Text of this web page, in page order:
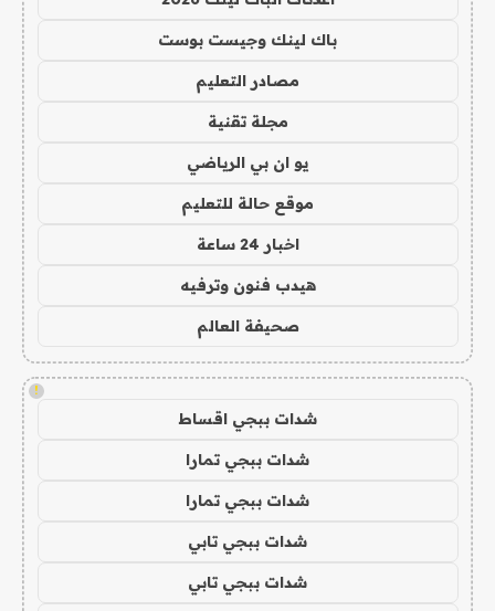
باك لينك وجيست بوست
مصادر التعليم
مجلة تقنية
يو ان بي الرياضي
موقع حالة للتعليم
اخبار 24 ساعة
هيدب فنون وترفيه
صحيفة العالم
!
شدات ببجي اقساط
شدات ببجي تمارا
شدات ببجي تمارا
شدات ببجي تابي
شدات ببجي تابي